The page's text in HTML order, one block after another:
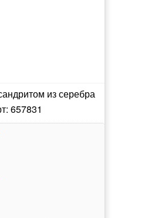
из серебра
657831